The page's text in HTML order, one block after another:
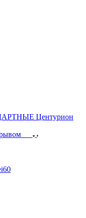
Центурион